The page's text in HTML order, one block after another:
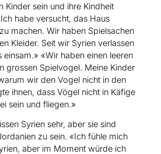
Kinder sein und ihre Kindheit
habe versucht, das Haus
machen. Wir haben Spielsachen
Kleider. Seit wir Syrien verlassen
einsam.» «Wir haben einen leeren
grossen Spielvogel. Meine Kinder
wir den Vogel nicht in den
ihnen, dass Vögel nicht in Käfige
sein und fliegen.»
Syrien sehr, aber sie sind
zu sein. «Ich fühle mich
aber im Moment würde ich